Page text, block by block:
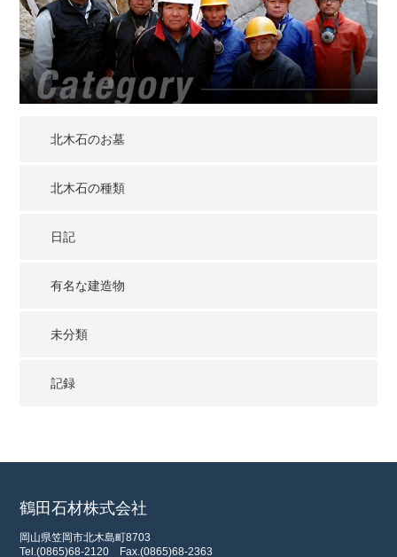
北木石のお墓
北木石の種類
日記
有名な建造物
未分類
記録
鶴田石材株式会社
岡山県笠岡市北木島町8703
Tel.(0865)68-2120
Fax.(0865)68-2363